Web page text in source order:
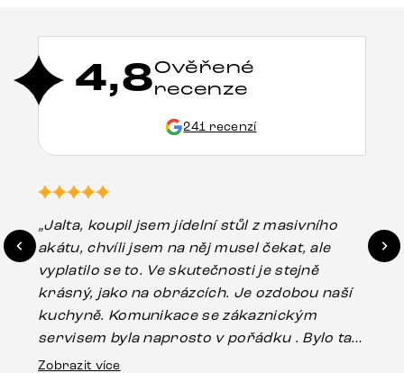
4,8Ověřené
recenze
241 recenzí
„Jalta, koupil jsem jídelní stůl z masivního
akátu, chvíli jsem na něj musel čekat, ale
vyplatilo se to. Ve skutečnosti je stejně
krásný, jako na obrázcích. Je ozdobou naší
kuchyně. Komunikace se zákaznickým
servisem byla naprosto v pořádku . Bylo tam
drobné poškození u nohy stolu, které mohlo
Zobrazit více